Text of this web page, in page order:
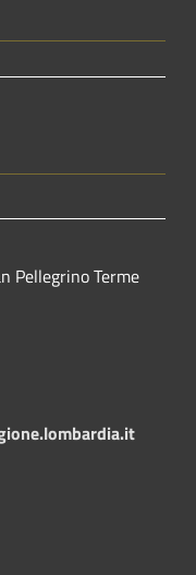
Pellegrino Terme